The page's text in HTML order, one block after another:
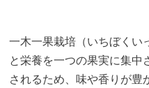
一木一果栽培（いちぼくい
と栄養を一つの果実に集中
されるため、味や香りが豊